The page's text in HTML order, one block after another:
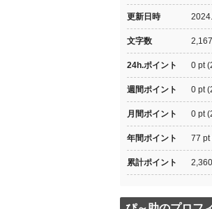
更新日時
文字数 2,167
24h.ポイント 0 pt
週間ポイント 0 pt
月間ポイント 0 pt
年間ポイント 77 pt
累計ポイント